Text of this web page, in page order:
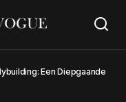
Een Diepgaande